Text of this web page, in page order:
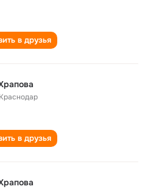
в друзья
Краснодар
в друзья